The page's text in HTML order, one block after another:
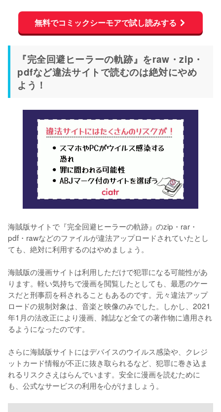
無料でコミックシーモアで試し読みする
『完全回避ヒーラーの軌跡』をraw・zip・
pdfなど違法サイトで読むのは絶対にやめ
よう！
海賊版サイトで『完全回避ヒーラーの軌跡』のzip・rar・
pdf・rawなどのファイルが違法アップロードされていたとし
ても、絶対に利用するのはやめましょう。
海賊版の漫画サイトは利用しただけで犯罪になる可能性があ
ります。軽い気持ちで漫画を閲覧したとしても、最悪のケー
スだと刑事罰を科されることもあるのです。元々違法アップ
ロードの規制対象は、音楽と映像のみでした。しかし、2021
年1月の法改正により漫画、雑誌など全ての著作物に適用され
るようになったのです。
さらに海賊版サイトにはデバイスのウイルス感染や、クレジ
ットカード情報が不正に抜き取られるなど、犯罪に巻き込ま
れるリスクさえはらんでいます。安全に漫画を読むために
も、公式なサービスの利用を心がけましょう。